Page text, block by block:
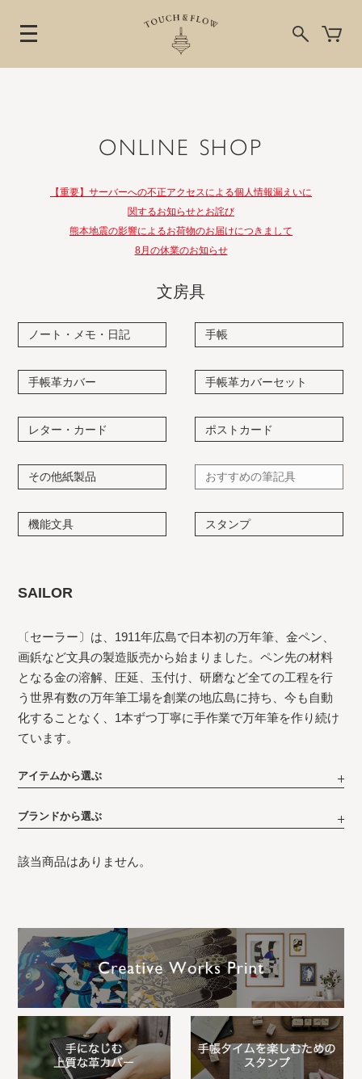
ONLINE SHOP
【重要】サーバーへの不正アクセスによる個人情報漏えいに
関するお知らせとお詫び
熊本地震の影響によるお荷物のお届けにつきまして
8月の休業のお知らせ
文房具
ノート・メモ・日記 手帳
手帳革カバー 手帳革カバーセット
レター・カード ポストカード
その他紙製品 おすすめの筆記具
機能文具 スタンプ
SAILOR
〔セーラー〕は、1911年広島で日本初の万年筆、金ペン、
画鋲など文具の製造販売から始まりました。ペン先の材料
となる金の溶解、圧延、玉付け、研磨など全ての工程を行
う世界有数の万年筆工場を創業の地広島に持ち、今も自動
化することなく、1本ずつ丁寧に手作業で万年筆を作り続け
ています。
アイテムから選ぶ
ブランドから選ぶ
該当商品はありません。